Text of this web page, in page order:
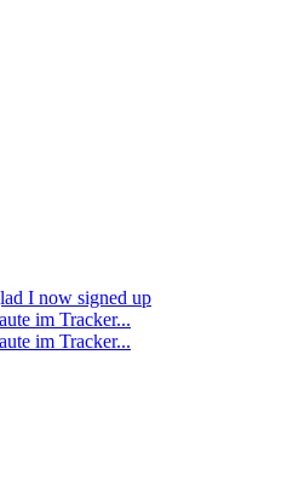
I now signed up
im Tracker...
im Tracker...